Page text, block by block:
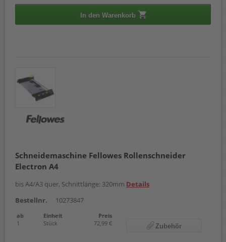
In den Warenkorb
Schneidemaschine Fellowes Rollenschneider
Electron A4
bis A4/A3 quer, Schnittlänge: 320mm Details
Bestellnr.
10273847
ab Einheit
Preis
1
Stück 72,99 € Zubehör